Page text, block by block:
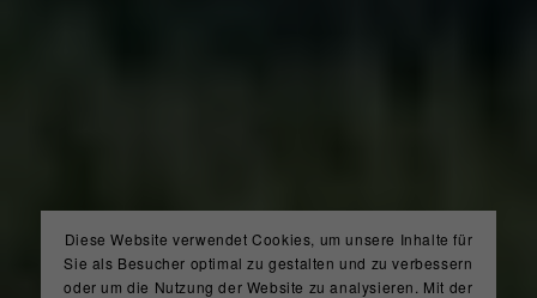
Diese Website verwendet Cookies, um unsere Inhalte für
Sie als Besucher optimal zu gestalten und zu verbessern
oder um die Nutzung der Website zu analysieren. Mit der